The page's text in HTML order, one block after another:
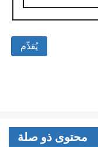
محتوى ذو صلة